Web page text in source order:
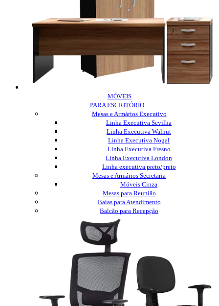
MÓVEIS
PARA ESCRITÓRIO
Mesas e Armários Executivo
Linha Executiva Sevilha
Linha Executiva Walnut
Linha Executiva Nogal
Linha Executiva Fresno
Linha Executiva London
Linha executiva preto/preto
Mesas e Armários Secretaria
Móveis Cinza
Mesas para Reunião
Baias para Atendimento
Balcão para Recepção